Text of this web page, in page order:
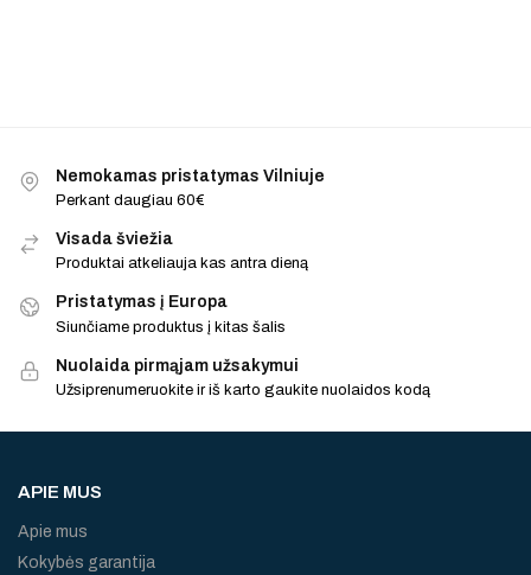
Nemokamas pristatymas Vilniuje
Perkant daugiau 60€
Visada šviežia
Produktai atkeliauja kas antra dieną
Pristatymas į Europa
Siunčiame produktus į kitas šalis
Nuolaida pirmąjam užsakymui
Užsiprenumeruokite ir iš karto gaukite nuolaidos kodą
APIE MUS
Apie mus
Kokybės garantija